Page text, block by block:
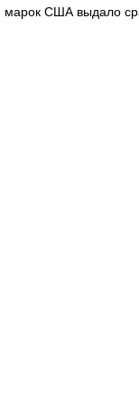
марок США выдало